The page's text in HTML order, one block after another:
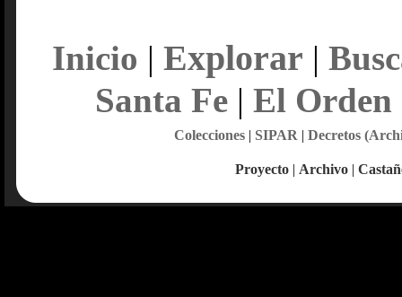
Inicio | Explorar |
Santa Fe| El Orden
Colecciones| SIPAR | Decretos
Proyecto | Archivo |